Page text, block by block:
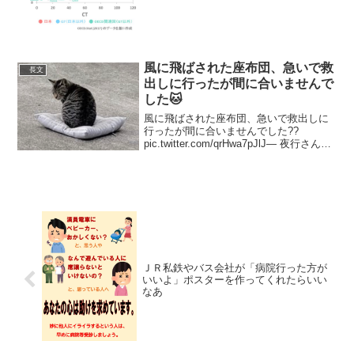
長文
風に飛ばされた座布団、急いで救
出しに行ったが間に合いませんで
した🐱
風に飛ばされた座布団、急いで救出しに
行ったが間に合いませんでした??
pic.twitter.com/qrHwa7pJlJ— 夜行さん
ＪＲ私鉄やバス会社が「病院行った方が
いいよ」ポスターを作ってくれたらいい
なあ